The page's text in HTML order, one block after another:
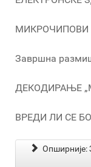
Завршна
ДЕКОДИРАЊЕ
ВРЕДИ ЛИ СЕ
Опширније: